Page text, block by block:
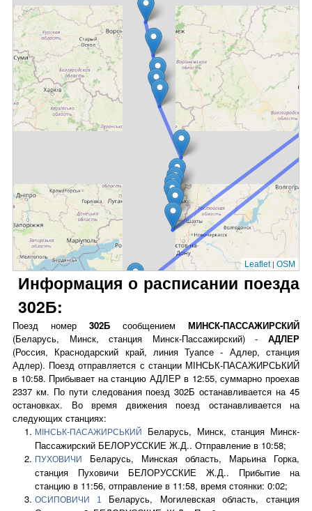
Leaflet| OSM
Информация о расписании поезда
302Б:
Поезд номер 302Б сообщением МИНСК-ПАССАЖИРСКИЙ
(Беларусь, Минск, станция Минск-Пассажирский) - АДЛЕР
(Россия, Краснодарский край, линия Туапсе - Адлер, станция
Адлер). Поезд отправляется с станции МІНСЬК-ПАСАЖИРСЬКИЙ
в 10:58. Прибывает на станцию АДЛЕР в 12:55, суммарно проехав
2337 км. По пути следования поезд 302Б останавливается на 45
остановках. Во время движения поезд останавливается на
следующих станциях:
МІНСЬК-ПАСАЖИРСЬКИЙ
Беларусь, Минск, станция Минск-
Пассажирский БЕЛОРУССКИЕ Ж.Д.. Отправление в 10:58;
ПУХОВИЧИ
Беларусь, Минская область, Марьина Горка,
станция Пуховичи БЕЛОРУССКИЕ Ж.Д.. Прибытие на
станцию в 11:56, отправление в 11:58, время стоянки: 0:02;
ОСИПОВИЧИ 1
Беларусь, Могилевская область, станция